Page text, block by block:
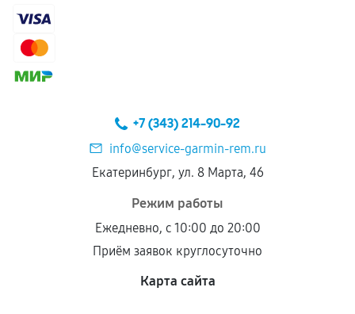
сохраняться полностью или частично, если
соблюдены следующие условия:
Установка была выполнена нашим сервисным
центром.
При этом гарантия на сами комплектующие
продавца. За качество сторонних деталей
сервисный центр ответственности не несет.
+7 (343) 214-90-92
info@service-garmin-rem.ru
Екатеринбург, ул. 8 Марта, 46
Режим работы
Ежедневно, с 10:00 до 20:00
Приём заявок круглосуточно
Карта сайта